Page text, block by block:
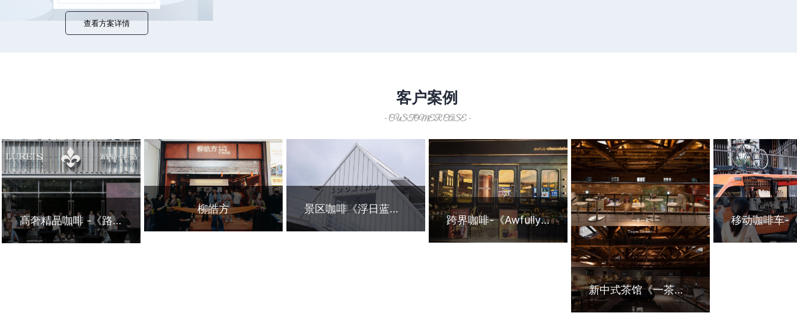
查看方案详情
客户案例
- CUSTOMER CASE -
高奢精品咖啡 -《路易半岛咖啡》
路易咖啡简介：在广东东莞
柳皓方
当茶饮店撞上明星效应：柳
景区咖啡《浮日蓝矿咖啡》
悬崖边竟藏着一家“日入15
跨界咖啡-《Awfully chocolate》
别只卖单品！ “X+咖啡”模式
新中式茶馆《一茶一瓦》
藏在台北老米仓里的新中式
咖啡车：移动